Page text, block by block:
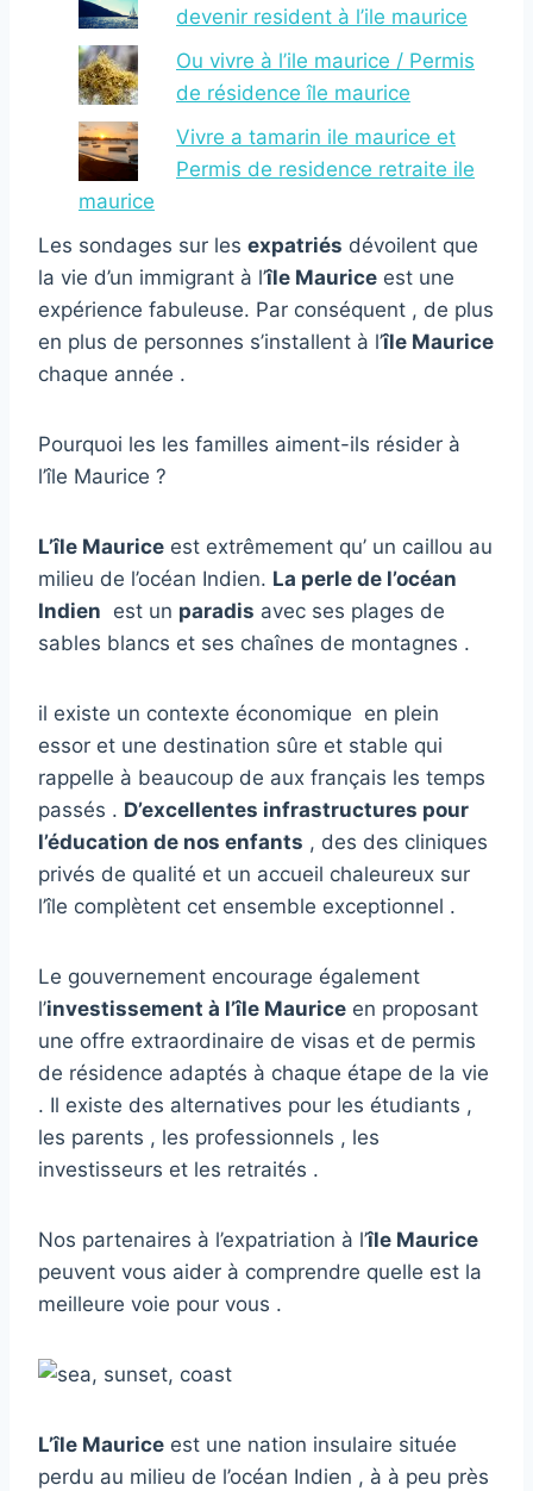
devenir resident à l’ile maurice
Ou vivre à l’ile maurice / Permis
de résidence île maurice
Vivre a tamarin ile maurice et
Permis de residence retraite ile
maurice
Les sondages sur les expatriés dévoilent que
la vie d’un immigrant à l’île Maurice est une
expérience fabuleuse. Par conséquent , de plus
en plus de personnes s’installent à l’île Maurice
chaque année .
Pourquoi les les familles aiment-ils résider à
l’île Maurice ?
L’île Maurice est extrêmement qu’ un caillou au
milieu de l’océan Indien. La perle de l’océan
Indien est un paradis avec ses plages de
sables blancs et ses chaînes de montagnes .
il existe un contexte économique en plein
essor et une destination sûre et stable qui
rappelle à beaucoup de aux français les temps
passés . D’excellentes infrastructures pour
l’éducation de nos enfants , des des cliniques
privés de qualité et un accueil chaleureux sur
l’île complètent cet ensemble exceptionnel .
Le gouvernement encourage également
l’investissement à l’île Maurice en proposant
une offre extraordinaire de visas et de permis
de résidence adaptés à chaque étape de la vie
. Il existe des alternatives pour les étudiants ,
les parents , les professionnels , les
investisseurs et les retraités .
Nos partenaires à l’expatriation à l’île Maurice
peuvent vous aider à comprendre quelle est la
meilleure voie pour vous .
L’île Maurice est une nation insulaire située
perdu au milieu de l’océan Indien , à à peu près